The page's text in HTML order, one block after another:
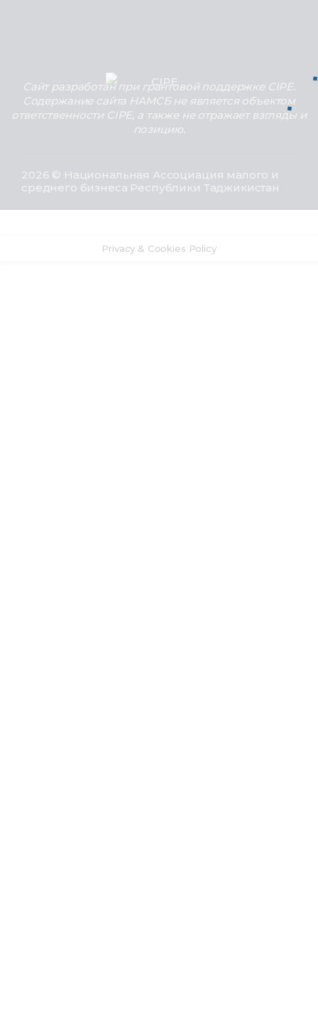
Сайт разработан при грантовой поддержке CIPE.
Содержание сайта НАМСБ не является объектом
ответственности CIPE, а также не отражает взгляды и
позицию.
2026 © Национальная Ассоциация малого и
среднего бизнеса Республики Таджикистан
Privacy & Cookies Policy